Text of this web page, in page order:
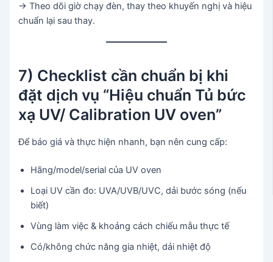
→ Theo dõi giờ chạy đèn, thay theo khuyến nghị và hiệu
chuẩn lại sau thay.
7) Checklist cần chuẩn bị khi
đặt dịch vụ “Hiệu chuẩn Tủ bức
xạ UV/ Calibration UV oven”
Để báo giá và thực hiện nhanh, bạn nên cung cấp:
Hãng/model/serial của UV oven
Loại UV cần đo: UVA/UVB/UVC, dải bước sóng (nếu
biết)
Vùng làm việc & khoảng cách chiếu mẫu thực tế
Có/không chức năng gia nhiệt, dải nhiệt độ